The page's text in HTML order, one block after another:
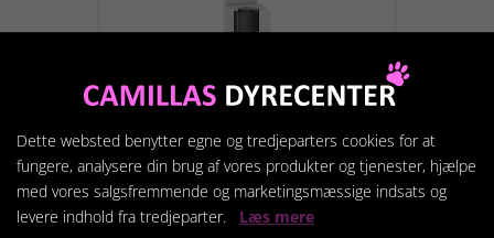
Dette websted benytter egne og tredjeparters cookies for at
fungere, analysere din brug af vores produkter og tjenester, hjælpe
med vores salgsfremmende og marketingsmæssige indsats og
levere indhold fra tredjeparter. Læs mere